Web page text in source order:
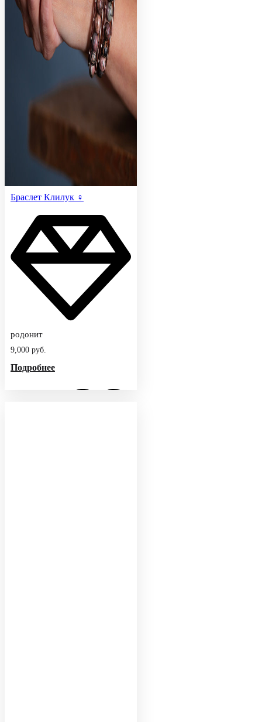
Браслет Клилук ♀
родонит
9,000 руб.
Подробнее